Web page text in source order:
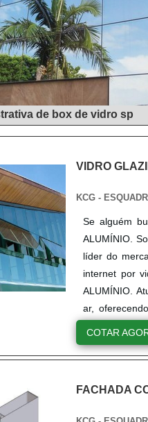
de box de vidro sp
VIDRO
KCG -
Se alguém
ALUMÍNIO.
líder do
internet por
ALUMÍNIO.
ar,
vidro de
serviços com
o
modo a evitar
COTAR
FACHADA